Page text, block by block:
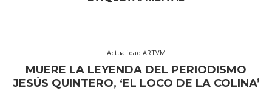
Actualidad ARTVM
MUERE LA LEYENDA DEL PERIODISMO
JESÚS QUINTERO, ‘EL LOCO DE LA COLINA’